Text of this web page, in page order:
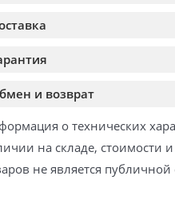
и возврат
о технических
на складе, стоимости
не является